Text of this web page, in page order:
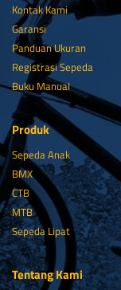
Kontak Kami
Garansi
Panduan Ukuran
Registrasi Sepeda
Buku Manual
Produk
Sepeda Anak
BMX
CTB
MTB
Sepeda Lipat
Tentang Kami